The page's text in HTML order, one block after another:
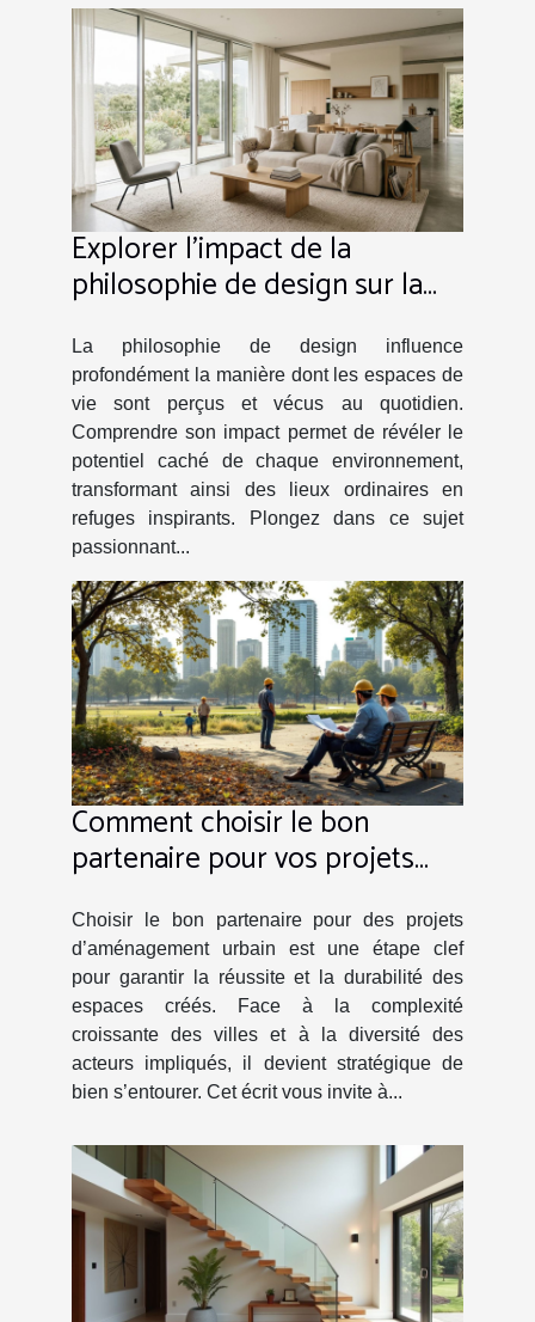
Explorer l'impact de la
philosophie de design sur la
vie
La philosophie de design influence
profondément la manière dont les espaces de
vie sont perçus et vécus au quotidien.
Comprendre son impact permet de révéler le
potentiel caché de chaque environnement,
transformant ainsi des lieux ordinaires en
refuges inspirants. Plongez dans ce sujet
passionnant...
Comment choisir le bon
partenaire pour vos projets
Choisir le bon partenaire pour des projets
d’aménagement urbain est une étape clef
pour garantir la réussite et la durabilité des
espaces créés. Face à la complexité
croissante des villes et à la diversité des
acteurs impliqués, il devient stratégique de
bien s’entourer. Cet écrit vous invite à...